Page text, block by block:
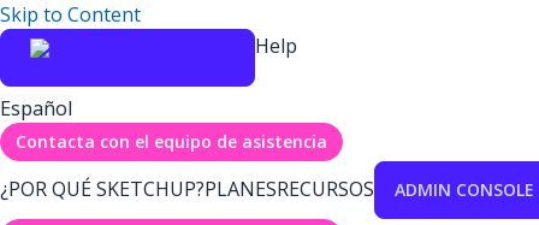
Skip to Content
Help
Español
Contacta con el equipo de asistencia
¿POR QUÉ SKETCHUP?PLANESRECURSOS ADMIN CONSOLE